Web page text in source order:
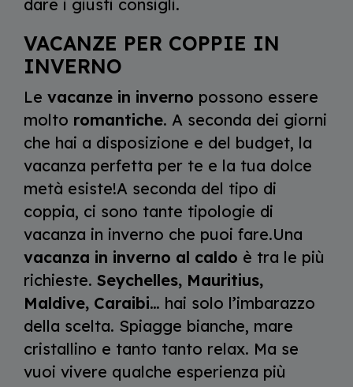
dare i giusti consigli.
VACANZE PER COPPIE IN
INVERNO
Le vacanze in inverno possono essere
molto romantiche. A seconda dei giorni
che hai a disposizione e del budget, la
vacanza perfetta per te e la tua dolce
metà esiste!A seconda del tipo di
coppia, ci sono tante tipologie di
vacanza in inverno che puoi fare.Una
vacanza in inverno al caldo è tra le più
richieste. Seychelles, Mauritius,
Maldive, Caraibi… hai solo l’imbarazzo
della scelta. Spiagge bianche, mare
cristallino e tanto tanto relax. Ma se
vuoi vivere qualche esperienza più